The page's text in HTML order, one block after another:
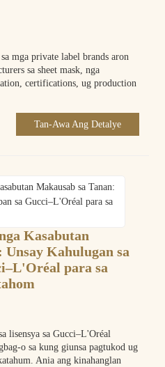
mga private label brands aron
sa sheet mask, nga
certifications, ug production
Tan-Awa Ang Detalye
Kasabutan
Unsay Kahulugan sa
para sa
lisensya sa Gucci–L'Oréal
o sa kung giunsa pagtukod ug
Ania ang kinahanglan